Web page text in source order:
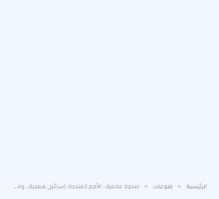
الرئيسية » منوعات » صحوة عالمية.. الأمم المتحدة: إسرائيل همجية.. والكونجرس: تل أبيب عنصرية